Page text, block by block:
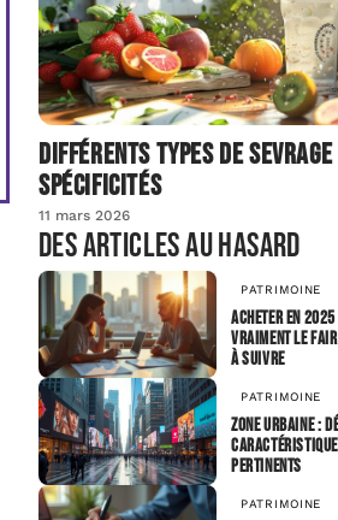
Différents types de
spécificités
11 mars 2026
Des articles au hasard
PATRIMOINE
Acheter en
vraiment le
à suivre
PATRIMOINE
Zone urbaine :
pertinents
PATRIMOINE